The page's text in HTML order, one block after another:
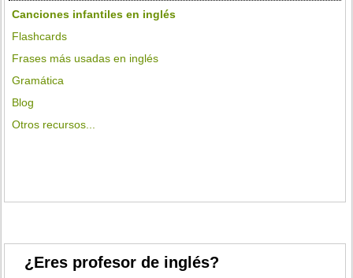
Canciones infantiles en inglés
Flashcards
Frases más usadas en inglés
Gramática
Blog
Otros recursos...
¿Eres profesor de inglés?